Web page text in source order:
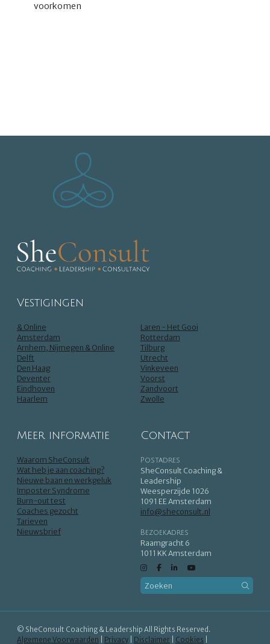
voorkomen
Vestigingen
& Online
Amsterdam
Arnhem, Nijmegen & Online
Delft
Den Haag
Deventer
Eindhoven
Haarlem
Laren - Het Gooi
Rotterdam
Tilburg
Utrecht
Vinkeveen
Voorst
Zandvoort
Zwolle
Meer informatie
Waarom SheConsult
Wat heb je aan coaching?
Nieuwe baan en werkgeluk
Imposter Syndrome
Burn-out test
Coaches gezocht
Tarieven
Nieuwsbrief
Contact
Postadres
SheConsult Coaching &
Leadership
Weesperzijde 1026
1091 EE Amsterdam
info@sheconsult.nl
Bezoekadres
Raamgracht 6
1011 KK Amsterdam
© SheConsult Coaching & Leadership All Rights Reserved.
Algemene Voorwaarden
Privacy Disclaimer Cookies